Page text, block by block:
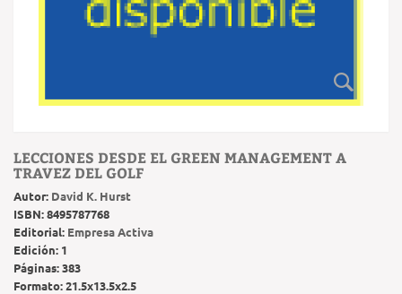
LECCIONES DESDE EL GREEN MANAGEMENT A
TRAVEZ DEL GOLF
Autor: David K. Hurst
ISBN:8495787768
Editorial: Empresa Activa
Edición: 1
Páginas:383
Formato:21.5x13.5x2.5